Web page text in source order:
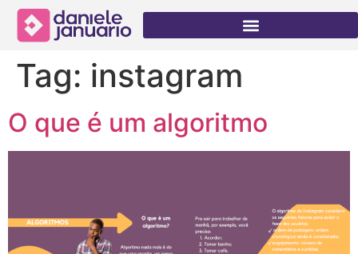
Tag: instagram
O que é um algoritmo